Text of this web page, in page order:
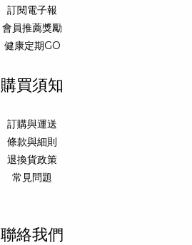
訂閱電子報
會員推薦獎勵
健康定期GO
購買須知
訂購與運送
條款與細則
退換貨政策
常見問題
聯絡我們